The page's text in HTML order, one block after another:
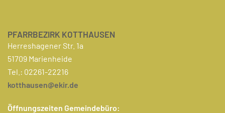
PFARRBEZIRK KOTTHAUSEN
Herreshagener Str. 1a
51709 Marienheide
Tel.: 02261-22216
kotthausen@ekir.de
Öffnungszeiten Gemeindebüro: